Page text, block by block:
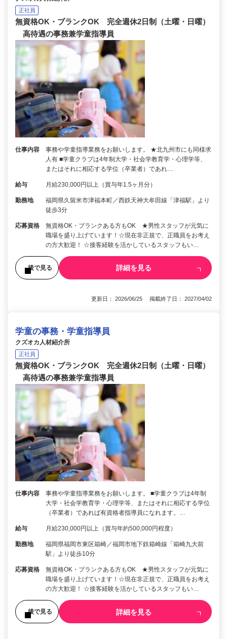
正社員
無資格OK・ブランクOK 完全週休2日制（土曜・日曜）
高待遇の事務兼学童指導員
仕事内容
事務や学童指導業務をお願いします。 ★北九州市にも同様求
人有 ■学童クラブは4年制大学・社会学教育学・心理学等、
またはそれに相応する学位（卒業者）であれ…
給与 月給230,000円以上（賞与年1.5ヶ月分）
勤務地
福岡県久留米市津福本町／西鉄天神大牟田線「津福駅」より
徒歩3分
応募資格
無資格OK・ブランクある方もOK ★男性スタッフが元気に
職場を盛り上げています！☆現在非正規で、正職員をお考え
の方大歓迎！ ☆接客経験を活かしているスタッフもい…
後で見る 詳細を見る
更新日： 2026/06/25 掲載終了日： 2027/04/02
学童の事務・学童指導員
クズオカ人材紹介所
正社員
無資格OK・ブランクOK 完全週休2日制（土曜・日曜）
高待遇の事務兼学童指導員
仕事内容
事務や学童指導業務をお願いします。 ■学童クラブは4年制
大学・社会学教育学・心理学等、またはそれに相応する学位
（卒業者）であれば有資格者指導員になれます。…
給与 月給230,000円以上（賞与年約500,000円程度）
勤務地
福岡県福岡市東区箱崎／福岡市地下鉄箱崎線「箱崎九大前
駅」より徒歩10分
応募資格
無資格OK・ブランクある方もOK ★男性スタッフが元気に
職場を盛り上げています！☆現在非正規で、正職員をお考え
の方大歓迎！ ☆接客経験を活かしているスタッフもい…
後で見る 詳細を見る